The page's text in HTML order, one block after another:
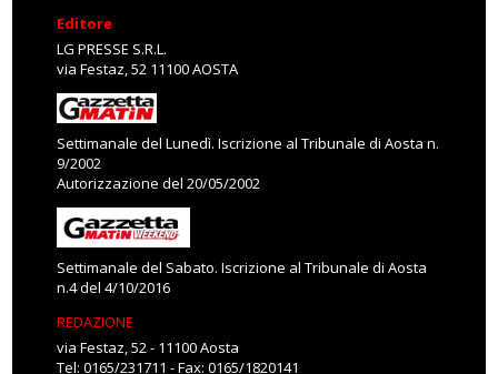
Editore
LG PRESSE S.R.L.
via Festaz, 52 11100 AOSTA
Settimanale del Lunedì. Iscrizione al Tribunale di Aosta n.
9/2002
Autorizzazione del 20/05/2002
Settimanale del Sabato. Iscrizione al Tribunale di Aosta
n.4 del 4/10/2016
REDAZIONE
via Festaz, 52 - 11100 Aosta
Tel: 0165/231711 - Fax: 0165/1820141